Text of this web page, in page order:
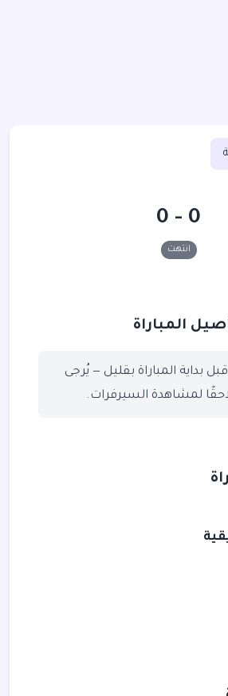
0 - 0
انتهت
المباراة
بداية المباراة بقليل — يُرجى
لمشاهدة السيرفرات.